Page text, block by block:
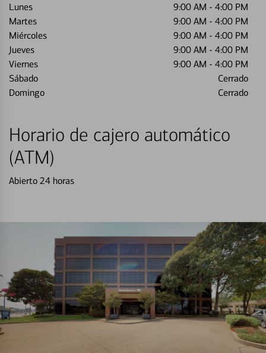
Lunes 9:00 AM - 4:00 PM
Martes
9:00 AM - 4:00 PM
Miércoles
9:00 AM - 4:00 PM
Jueves
9:00 AM - 4:00 PM
Viernes
9:00 AM - 4:00 PM
Sábado
Cerrado
Domingo
Cerrado
Horario de cajero automático
(ATM)
Abierto 24 horas